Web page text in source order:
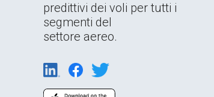
predittivi dei voli per tutti i
segmenti del
settore aereo.